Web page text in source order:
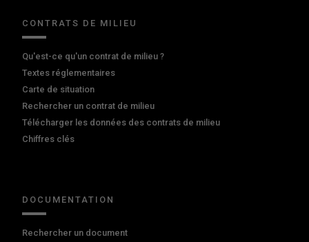
CONTRATS DE MILIEU
Qu'est-ce qu'un contrat de milieu ?
Textes réglementaires
Carte de situation
Rechercher un contrat de milieu
Télécharger les données des contrats de milieu
Chiffres clés
DOCUMENTATION
Rechercher un document